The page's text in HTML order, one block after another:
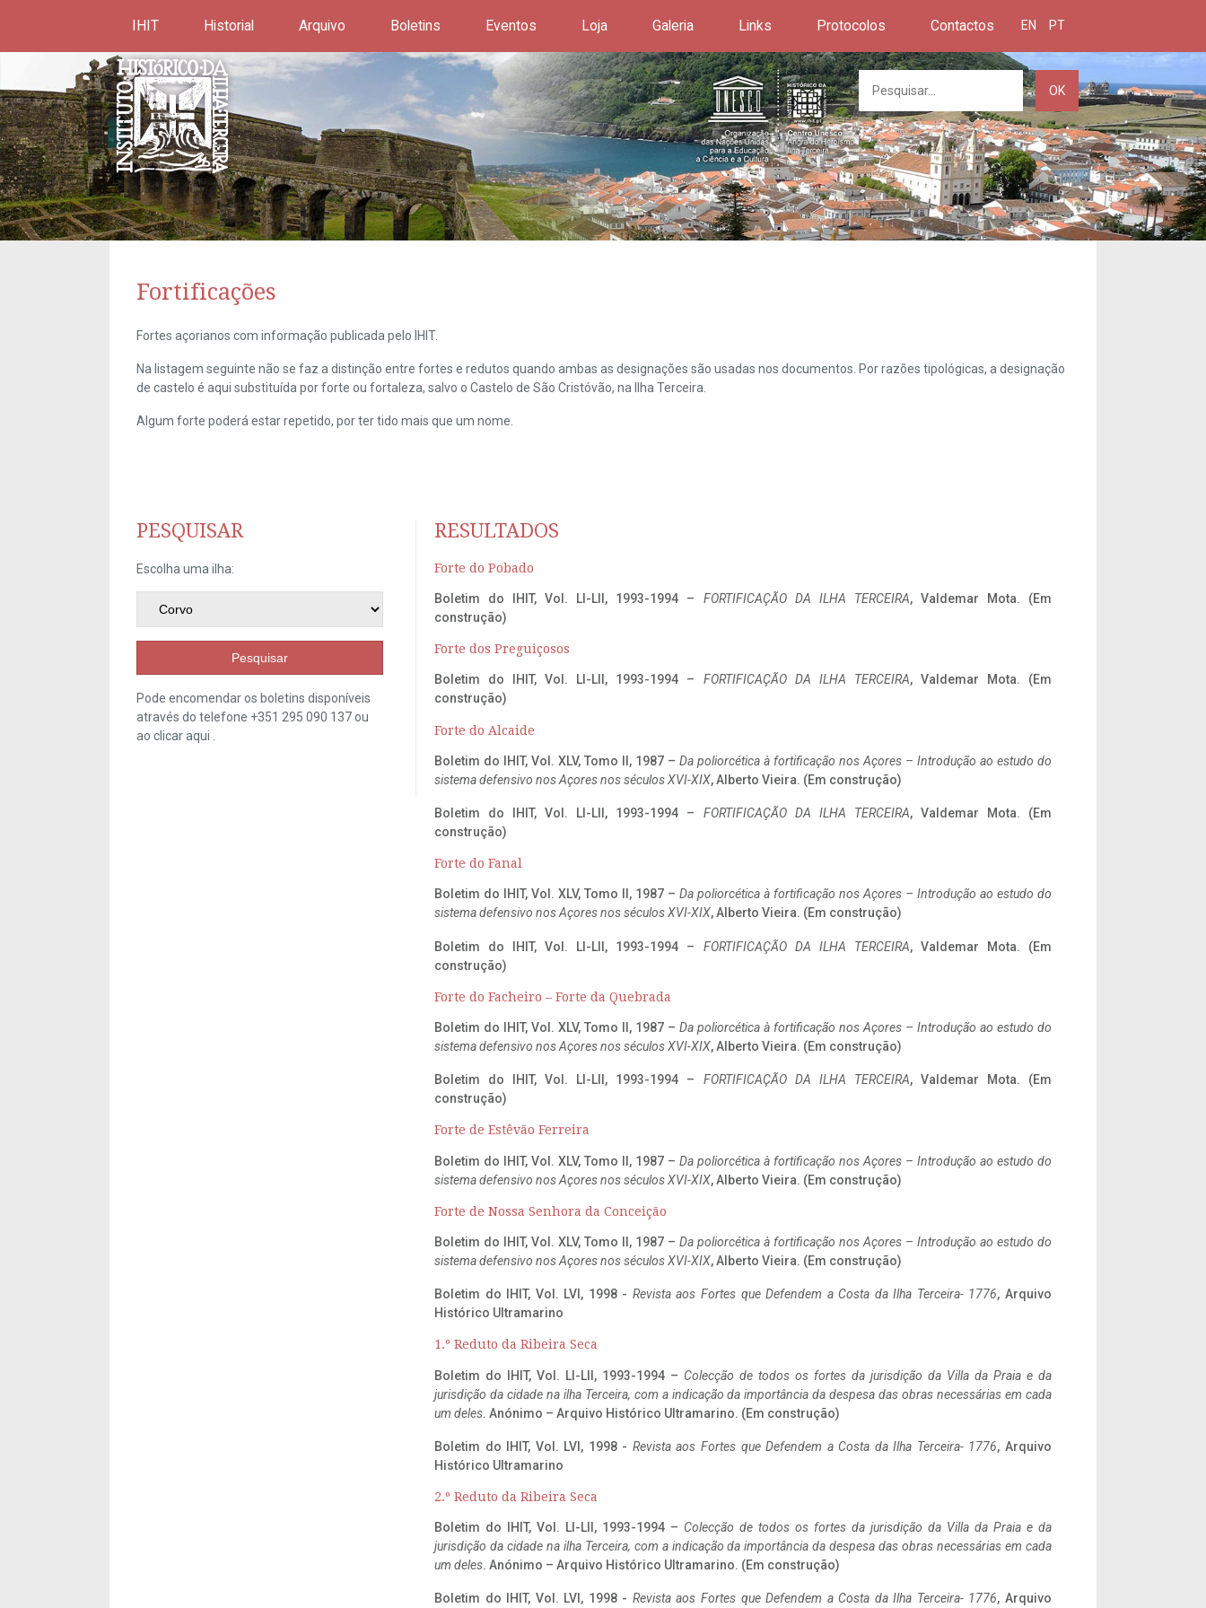
IHIT Historial Arquivo Boletins Eventos Loja Galeria Links Protocolos Contactos EN PT
OK
Fortificações
Fortes açorianos com informação publicada pelo IHIT.
Na listagem seguinte não se faz a distinção entre fortes e redutos quando ambas as designações são usadas nos documentos. Por razões tipológicas, a designação
de castelo é aqui substituída por forte ou fortaleza, salvo o Castelo de São Cristóvão, na Ilha Terceira.
Algum forte poderá estar repetido, por ter tido mais que um nome.
PESQUISAR
Escolha uma ilha:
Pesquisar
Pode encomendar os boletins disponíveis
através do telefone +351 295 090 137 ou
ao clicaraqui
RESULTADOS
Forte do Pobado
Boletim do IHIT, Vol. LI-LII, 1993-1994 – FORTIFICAÇÃO DA ILHA TERCEIRA, Valdemar Mota. (Em
construção)
Forte dos Preguiçosos
Boletim do IHIT, Vol. LI-LII, 1993-1994 – FORTIFICAÇÃO DA ILHA TERCEIRA, Valdemar Mota. (Em
construção)
Forte do Alcaide
Boletim do IHIT, Vol. XLV, Tomo II, 1987 – Da poliorcética à fortificação nos Açores – Introdução ao estudo do
sistema defensivo nos Açores nos séculos XVI-XIX, Alberto Vieira. (Em construção)
Boletim do IHIT, Vol. LI-LII, 1993-1994 – FORTIFICAÇÃO DA ILHA TERCEIRA, Valdemar Mota. (Em
construção)
Forte do Fanal
Boletim do IHIT, Vol. XLV, Tomo II, 1987 – Da poliorcética à fortificação nos Açores – Introdução ao estudo do
sistema defensivo nos Açores nos séculos XVI-XIX, Alberto Vieira. (Em construção)
Boletim do IHIT, Vol. LI-LII, 1993-1994 – FORTIFICAÇÃO DA ILHA TERCEIRA, Valdemar Mota. (Em
construção)
Forte do Facheiro – Forte da Quebrada
Boletim do IHIT, Vol. XLV, Tomo II, 1987 – Da poliorcética à fortificação nos Açores – Introdução ao estudo do
sistema defensivo nos Açores nos séculos XVI-XIX, Alberto Vieira. (Em construção)
Boletim do IHIT, Vol. LI-LII, 1993-1994 – FORTIFICAÇÃO DA ILHA TERCEIRA, Valdemar Mota. (Em
construção)
Forte de Estêvão Ferreira
Boletim do IHIT, Vol. XLV, Tomo II, 1987 – Da poliorcética à fortificação nos Açores – Introdução ao estudo do
sistema defensivo nos Açores nos séculos XVI-XIX, Alberto Vieira. (Em construção)
Forte de Nossa Senhora da Conceição
Boletim do IHIT, Vol. XLV, Tomo II, 1987 – Da poliorcética à fortificação nos Açores – Introdução ao estudo do
sistema defensivo nos Açores nos séculos XVI-XIX, Alberto Vieira. (Em construção)
Boletim do IHIT, Vol. LVI, 1998 - Revista aos Fortes que Defendem a Costa da Ilha Terceira- 1776, Arquivo
Histórico Ultramarino
1.º Reduto da Ribeira Seca
Boletim do IHIT, Vol. LI-LII, 1993-1994 – Colecção de todos os fortes da jurisdição da Villa da Praia e da
jurisdição da cidade na ilha Terceira, com a indicação da importância da despesa das obras necessárias em cada
um deles. Anónimo – Arquivo Histórico Ultramarino. (Em construção)
Boletim do IHIT, Vol. LVI, 1998 - Revista aos Fortes que Defendem a Costa da Ilha Terceira- 1776, Arquivo
Histórico Ultramarino
2.º Reduto da Ribeira Seca
Boletim do IHIT, Vol. LI-LII, 1993-1994 – Colecção de todos os fortes da jurisdição da Villa da Praia e da
jurisdição da cidade na ilha Terceira, com a indicação da importância da despesa das obras necessárias em cada
um deles. Anónimo – Arquivo Histórico Ultramarino. (Em construção)
Boletim do IHIT, Vol. LVI, 1998 - Revista aos Fortes que Defendem a Costa da Ilha Terceira- 1776, Arquivo